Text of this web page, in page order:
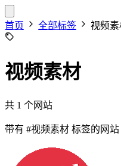
首页 全部标签 视频素
视频素材
共 1 个网站
带有 #视频素材 标签的网站